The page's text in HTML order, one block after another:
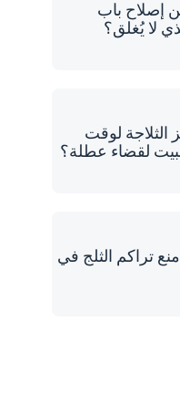
إصلاح باب
لا يُغلق؟
الثلاجة لوقت
لقضاء عطلة؟
تراكم الثلج في